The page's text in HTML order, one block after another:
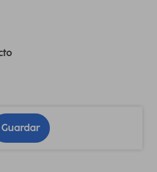
Guardar